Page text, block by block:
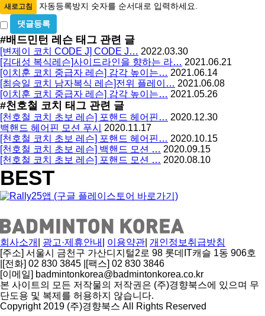
록
방
지
새로고침 자동등록방지 숫자를 순서대로 입력하세요.
비
밀
글
사
용
#배드민턴 레슨 태그 관련 글
[변제이 코치 CODE J] CODE J… 2022.03.30
[김대성 복식레슨]사이드라인을 향하는 라… 2021.06.21
[이치훈 코치 중급자 레슨] 감각 높이는… 2021.06.14
[최승일 코치 남자복식 레슨]전위 플레이… 2021.06.08
[이치훈 코치 중급자 레슨] 감각 높이는… 2021.05.26
#천호철 코치 태그 관련 글
[천호철 코치 초보 레슨] 포핸드 헤어핀… 2020.12.30
백핸드 헤어핀 모션 푸시 2020.11.17
[천호철 코치 초보 레슨] 포핸드 헤어핀… 2020.10.15
[천호철 코치 초보 레슨] 백핸드 모션 … 2020.09.15
[천호철 코치 초보 레슨] 포핸드 모션 … 2020.08.10
BEST
회사소개 광고·제휴안내 이용약관 개인정보취급방침
[주소] 서울시 금천구 가산디지털2로 98 롯데IT캐슬 1동 906호
[전화] 02 830 3845 [팩스] 02 830 3846
[이메일] badmintonkorea@badmintonkorea.co.kr
본 사이트의 모든 저작물의 저작권은 (주)경향북스에 있으며 무
단도용 및 복제를 허용하지 않습니다.
Copyright 2019 (주)경향북스 All Rights Reserved